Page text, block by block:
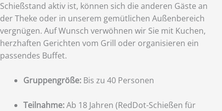
Schießstand aktiv ist, können sich die anderen Gäste an
der Theke oder in unserem gemütlichen Außenbereich
vergnügen. Auf Wunsch verwöhnen wir Sie mit Kuchen,
herzhaften Gerichten vom Grill oder organisieren ein
passendes Buffet.
Gruppengröße:Bis zu 40 Personen
Teilnahme:Ab 18 Jahren (RedDot-Schießen für